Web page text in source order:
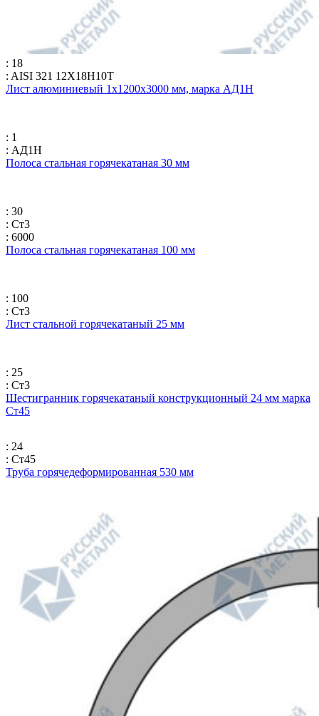
: 18
: AISI 321 12Х18Н10Т
Лист алюминиевый 1х1200х3000 мм, марка АД1Н
: 1
: АД1Н
Полоса стальная горячекатаная 30 мм
: 30
: Ст3
: 6000
Полоса стальная горячекатаная 100 мм
: 100
: Ст3
Лист стальной горячекатаный 25 мм
: 25
: Ст3
Шестигранник горячекатаный конструкционный 24 мм марка
Ст45
: 24
: Ст45
Труба горячедеформированная 530 мм